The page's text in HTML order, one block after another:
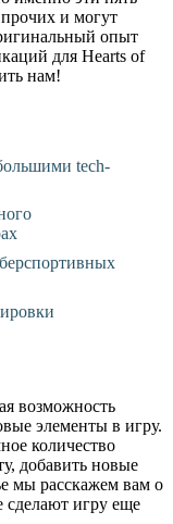
и могут
опыт
для Hearts of
нам!
tech-
возможность
элементы в игру.
количество
добавить новые
мы расскажем вам о
сделают игру еще